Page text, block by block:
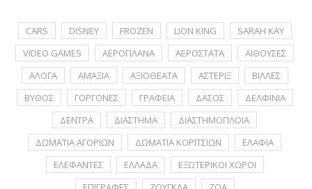
CARS DISNEY FROZEN LION KING
SARAH KAY
VIDEO GAMES
ΑΕΡΟΠΛΑΝΑ ΑΕΡΟΣΤΑΤΑ
ΑΙΘΟΥΣΕΣ
ΑΛΟΓΑ
ΑΜΑΞΙΑ ΑΞΙΟΘΕΑΤΑ ΑΣΤΕΡΙΞ
ΒΙΛΛΕΣ
ΒΥΘΟΣ
ΓΟΡΓΟΝΕΣ ΓΡΑΦΕΙΑ ΔΑΣΟΣ
ΔΕΛΦΙΝΙΑ
ΔΕΝΤΡΑ
ΔΙΑΣΤΗΜΑ
ΔΙΑΣΤΗΜΟΠΛΟΙΑ
ΔΩΜΑΤΙΑ ΑΓΟΡΙΩΝ
ΔΩΜΑΤΙΑ ΚΟΡΙΤΣΙΩΝ
ΕΛΑΦΙΑ
ΕΛΕΦΑΝΤΕΣ
ΕΛΛΑΔΑ
ΕΞΩΤΕΡΙΚΟΙ ΧΩΡΟΙ